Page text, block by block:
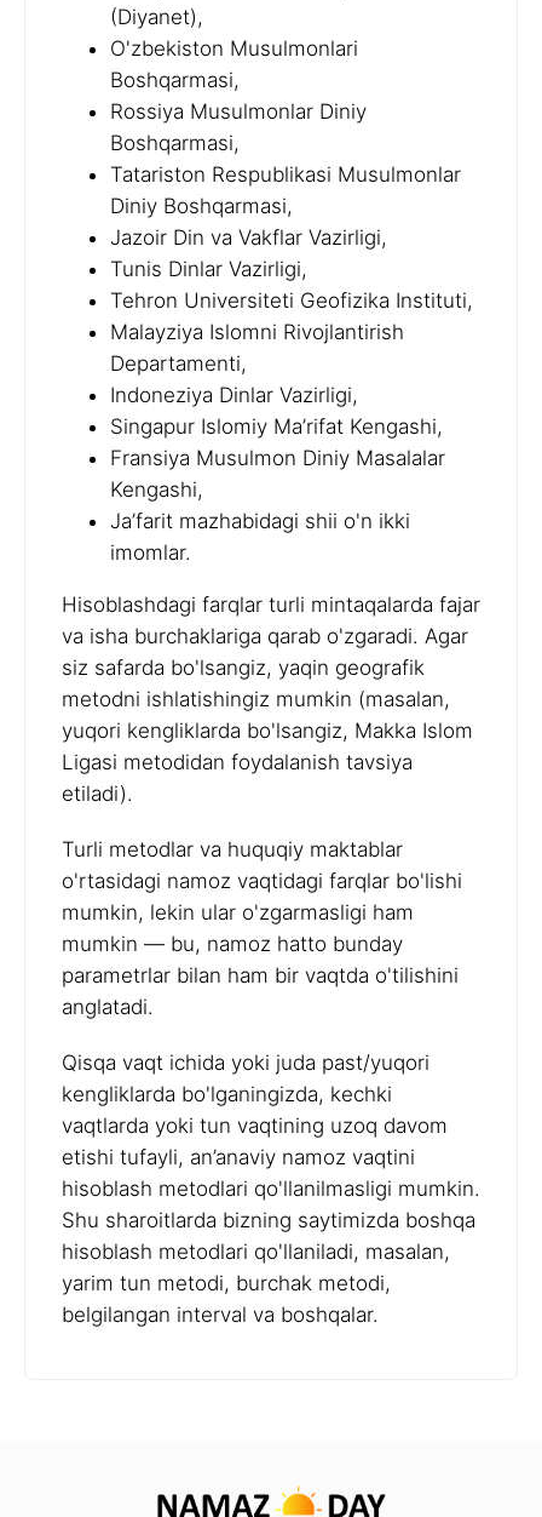
(Diyanet),
O'zbekiston Musulmonlari
Boshqarmasi,
Rossiya Musulmonlar Diniy
Boshqarmasi,
Tatariston Respublikasi Musulmonlar
Diniy Boshqarmasi,
Jazoir Din va Vakflar Vazirligi,
Tunis Dinlar Vazirligi,
Tehron Universiteti Geofizika Instituti,
Malayziya Islomni Rivojlantirish
Departamenti,
Indoneziya Dinlar Vazirligi,
Singapur Islomiy Ma’rifat Kengashi,
Fransiya Musulmon Diniy Masalalar
Kengashi,
Ja’farit mazhabidagi shii o'n ikki
imomlar.
Hisoblashdagi farqlar turli mintaqalarda fajar
va isha burchaklariga qarab o'zgaradi. Agar
siz safarda bo'lsangiz, yaqin geografik
metodni ishlatishingiz mumkin (masalan,
yuqori kengliklarda bo'lsangiz, Makka Islom
Ligasi metodidan foydalanish tavsiya
etiladi).
Turli metodlar va huquqiy maktablar
o'rtasidagi namoz vaqtidagi farqlar bo'lishi
mumkin, lekin ular o'zgarmasligi ham
mumkin — bu, namoz hatto bunday
parametrlar bilan ham bir vaqtda o'tilishini
anglatadi.
Qisqa vaqt ichida yoki juda past/yuqori
kengliklarda bo'lganingizda, kechki
vaqtlarda yoki tun vaqtining uzoq davom
etishi tufayli, an’anaviy namoz vaqtini
hisoblash metodlari qo'llanilmasligi mumkin.
Shu sharoitlarda bizning saytimizda boshqa
hisoblash metodlari qo'llaniladi, masalan,
yarim tun metodi, burchak metodi,
belgilangan interval va boshqalar.